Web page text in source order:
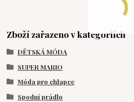
Zboží zařazeno v kategoriích
DĚTSKÁ MÓDA
SUPER MARIO
Móda pro chlapce
Spodní prádlo